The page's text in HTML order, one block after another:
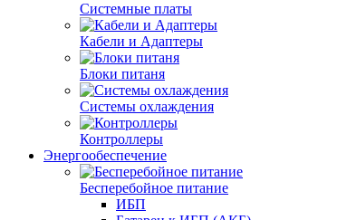
Системные платы
Кабели и Адаптеры
Блоки питаня
Системы охлаждения
Контроллеры
Энергообеспечение
Бесперебойное питание
ИБП